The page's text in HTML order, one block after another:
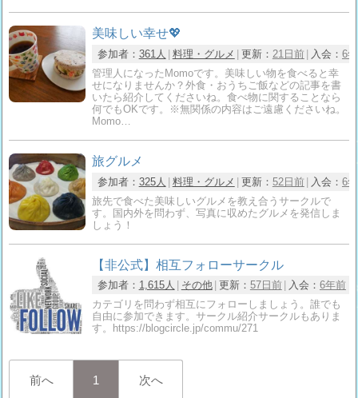
美味しい幸せ💖
参加者： 361人 料理・グルメ 更新： 21日前 入会： 6
管理人になったMomoです。美味しい物を食べると幸
せになりませんか？外食・おうちご飯などの記事を書
いたら紹介してくださいね。食べ物に関することなら
何でもOKです。※無関係の内容はご遠慮くださいね。
Momo…
旅グルメ
参加者： 325人 料理・グルメ 更新： 52日前 入会： 6
旅先で食べた美味しいグルメを教え合うサークルで
す。国内外を問わず、写真に収めたグルメを発信しま
しょう！
【非公式】相互フォローサークル
参加者： 1,615人 その他 更新： 57日前 入会： 6年前
カテゴリを問わず相互にフォローしましょう。誰でも
自由に参加できます。サークル紹介サークルもありま
す。https://blogcircle.jp/commu/271
前へ 1 次へ